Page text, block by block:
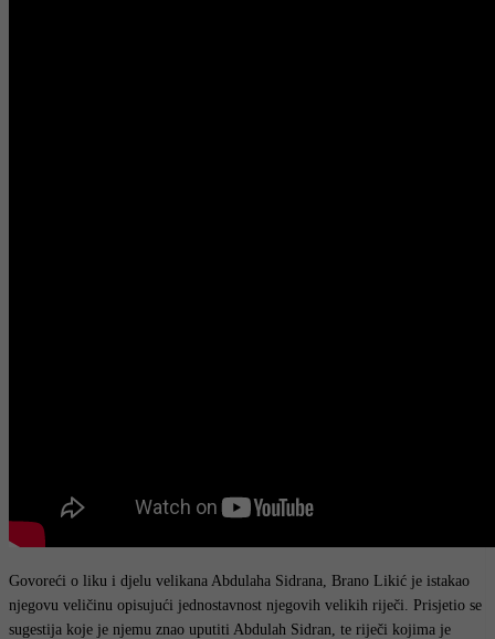
Govoreći o liku i djelu velikana Abdulaha Sidrana, Brano Likić je istakao
njegovu veličinu opisujući jednostavnost njegovih velikih riječi. Prisjetio se
sugestija koje je njemu znao uputiti Abdulah Sidran, te riječi kojima je